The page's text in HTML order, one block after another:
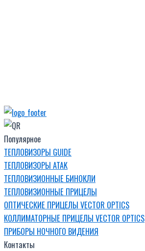
Популярное
ТЕПЛОВИЗОРЫ GUIDE
ТЕПЛОВИЗОРЫ ATAK
ТЕПЛОВИЗИОННЫЕ БИНОКЛИ
ТЕПЛОВИЗИОННЫЕ ПРИЦЕЛЫ
ОПТИЧЕСКИЕ ПРИЦЕЛЫ VECTOR OPTICS
КОЛЛИМАТОРНЫЕ ПРИЦЕЛЫ VECTOR OPTICS
ПРИБОРЫ НОЧНОГО ВИДЕНИЯ
Контакты